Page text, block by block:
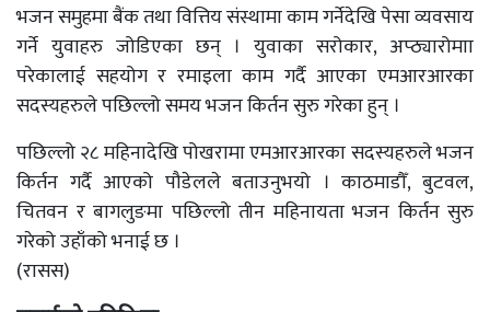
भजन समुहमा बैंक तथा वित्तिय संस्थामा काम गर्नेदेखि पेसा व्यवसाय
गर्ने युवाहरु जोडिएका छन् । युवाका सरोकार, अप्ठ्यारोमाा
परेकालाई सहयोग र रमाइला काम गर्दै आएका एमआरआरका
सदस्यहरुले पछिल्लो समय भजन किर्तन सुरु गरेका हुन् ।
पछिल्लो २८ महिनादेखि पोखरामा एमआरआरका सदस्यहरुले भजन
किर्तन गर्दै आएको पौडेलले बताउनुभयो । काठमाडौँ, बुटवल,
चितवन र बागलुङमा पछिल्लो तीन महिनायता भजन किर्तन सुरु
गरेको उहाँको भनाई छ ।
(रासस)